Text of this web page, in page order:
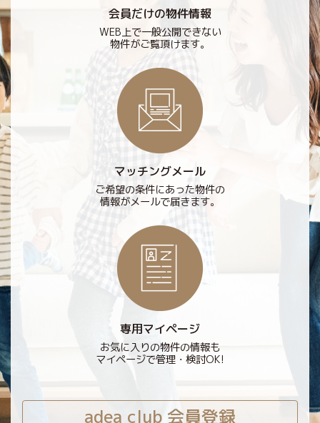
会員だけの物件情報
WEB上で一般公開できない
物件がご覧頂けます。
マッチングメール
ご希望の条件にあった物件の
情報がメールで届きます。
専用マイページ
お気に入りの物件の情報も
マイページで管理・検討OK!
adea club 会員登録